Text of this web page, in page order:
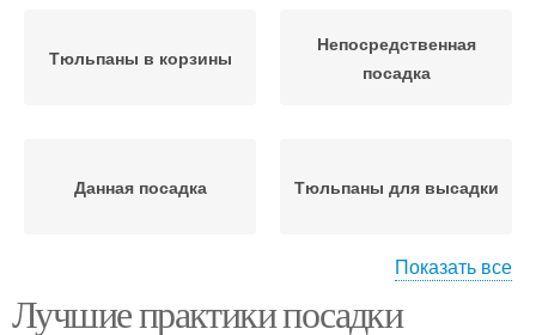
Тюльпаны в корзины
Непосредственная
посадка
Данная посадка Тюльпаны для высадки
Тюльпаны в корзинах Места для посадки
Показать все
Лучшие практики посадки